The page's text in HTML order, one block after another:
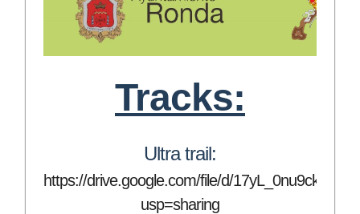
Tracks:
Ultra trail:
https://drive.google.com/file/d/
usp=sharing